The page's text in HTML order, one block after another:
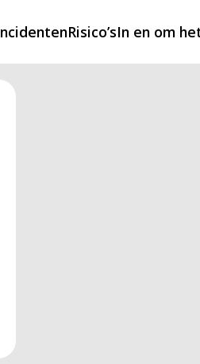
Risico’sIn en om